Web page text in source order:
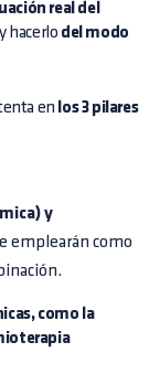
real del
hacerlo del modo
en los 3 pilares
y
emplearán como
como la